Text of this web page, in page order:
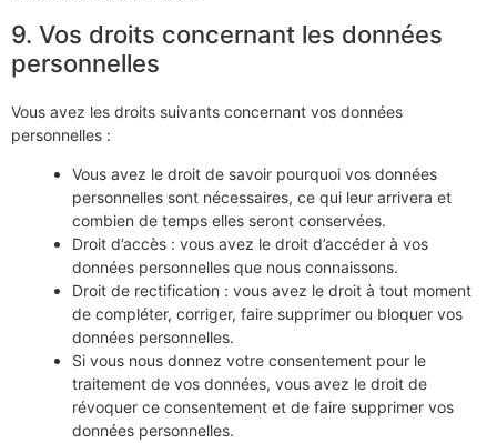
9. Vos droits concernant les données
personnelles
Vous avez les droits suivants concernant vos données
personnelles :
Vous avez le droit de savoir pourquoi vos données
personnelles sont nécessaires, ce qui leur arrivera et
combien de temps elles seront conservées.
Droit d’accès : vous avez le droit d’accéder à vos
données personnelles que nous connaissons.
Droit de rectification : vous avez le droit à tout moment
de compléter, corriger, faire supprimer ou bloquer vos
données personnelles.
Si vous nous donnez votre consentement pour le
traitement de vos données, vous avez le droit de
révoquer ce consentement et de faire supprimer vos
données personnelles.